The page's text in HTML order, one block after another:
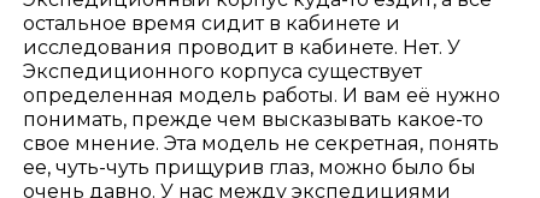
остальное время сидит в кабинете и
исследования проводит в кабинете. Нет. У
Экспедиционного корпуса существует
определенная модель работы. И вам её нужно
понимать, прежде чем высказывать какое-то
свое мнение. Эта модель не секретная, понять
ее, чуть-чуть прищурив глаз, можно было бы
очень давно. У нас между экспедициями